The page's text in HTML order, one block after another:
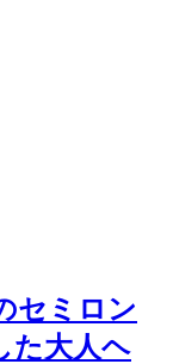
セミロン
た大人ヘ